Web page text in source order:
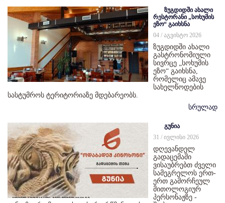
ზუგდიდში ახალი
რესტორანი „სოხუმის
ეზო“ გაიხსნა
04 / აგვისტო 2026
ზუგდიდში ახალი
გასტრონომიული
სივრცე „სოხუმის
ეზო“ გაიხსნა,
რომელიც ამავე
სახელწოდების
სასტუმროს ტერიტორიაზე მდებარეობს.
სრულად
გუნია
31 / ივლისი 2026
დღევანდელ
გადაცემაში
ვისაუბრებთ ძველი
სამეგრელოს ერთ-
ერთ გამორჩეულ
მითოლოგიურ
პერსონაჟზე -